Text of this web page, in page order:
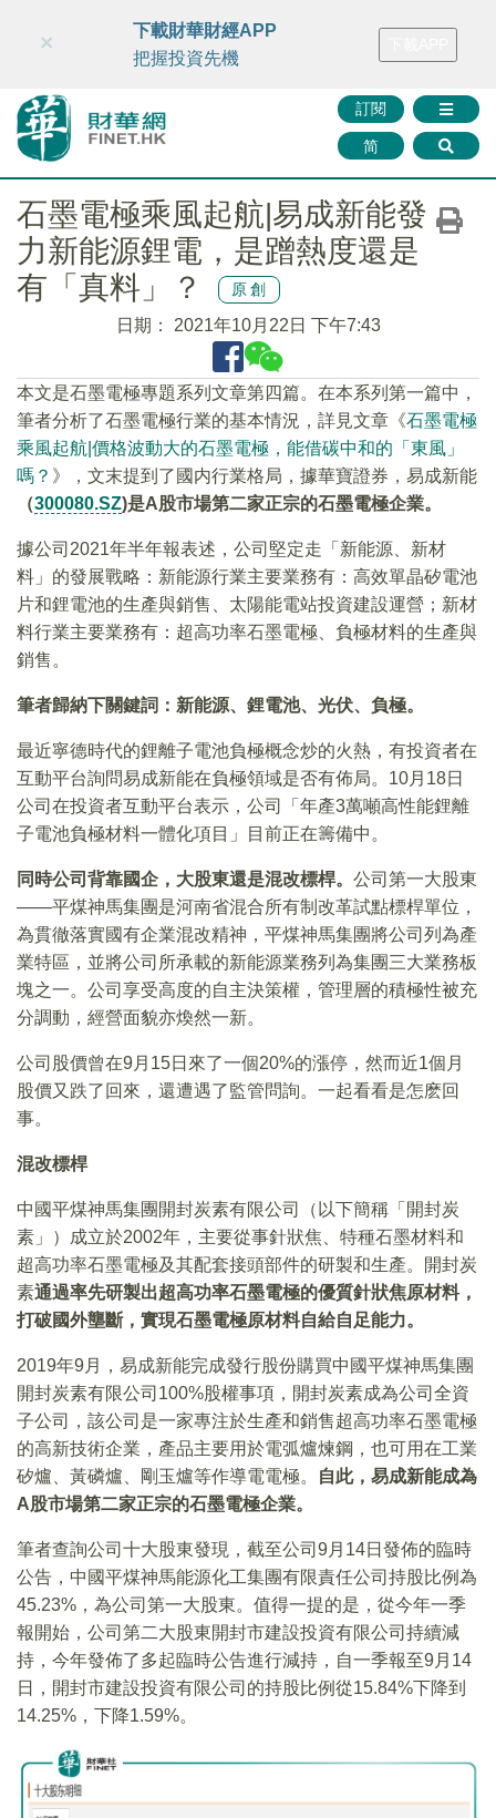
財華智庫網 FINTV FINMETA 財華證券 媒體矩陣
訂閱
简
×
下載財華財經APP
把握投資先機
石墨電極乘風起航|易成新能發
力新能源鋰電，是蹭熱度還是
有「真料」？
原創
日期： 2021年10月22日 下午7:43
本文是石墨電極專題系列文章第四篇。在本系列第一篇中，
筆者分析了石墨電極行業的基本情況，詳見文章《石墨電極
乘風起航|價格波動大的石墨電極，能借碳中和的「東風」
嗎？ 》，文末提到了國内行業格局，據華寶證券，易成新能
（300080.SZ)是A股市場第二家正宗的石墨電極企業。
據公司2021年半年報表述，公司堅定走「新能源、新材
料」的發展戰略：新能源行業主要業務有：高效單晶矽電池
片和鋰電池的生產與銷售、太陽能電站投資建設運營；新材
料行業主要業務有：超高功率石墨電極、負極材料的生產與
銷售。
筆者歸納下關鍵詞：新能源、鋰電池、光伏、負極。
最近寧德時代的鋰離子電池負極概念炒的火熱，有投資者在
互動平台詢問易成新能在負極領域是否有佈局。10月18日
公司在投資者互動平台表示，公司「年產3萬噸高性能鋰離
子電池負極材料一體化項目」目前正在籌備中。
同時公司背靠國企，大股東還是混改標桿。 公司第一大股東
——平煤神馬集團是河南省混合所有制改革試點標桿單位，
為貫徹落實國有企業混改精神，平煤神馬集團將公司列為產
業特區，並將公司所承載的新能源業務列為集團三大業務板
塊之一。公司享受高度的自主決策權，管理層的積極性被充
分調動，經營面貌亦煥然一新。
公司股價曾在9月15日來了一個20%的漲停，然而近1個月
股價又跌了回來，還遭遇了監管問詢。一起看看是怎麽回
事。
混改標桿
中國平煤神馬集團開封炭素有限公司（以下簡稱「開封炭
素」）成立於2002年，主要從事針狀焦、特種石墨材料和
超高功率石墨電極及其配套接頭部件的研製和生產。開封炭
素通過率先研製出超高功率石墨電極的優質針狀焦原材料，
打破國外壟斷，實現石墨電極原材料自給自足能力。
2019年9月，易成新能完成發行股份購買中國平煤神馬集團
開封炭素有限公司100%股權事項，開封炭素成為公司全資
子公司，該公司是一家專注於生產和銷售超高功率石墨電極
的高新技術企業，產品主要用於電弧爐煉鋼，也可用在工業
矽爐、黃磷爐、剛玉爐等作導電電極。
自此，易成新能成為
A股市場第二家正宗的石墨電極企業。
筆者查詢公司十大股東發現，截至公司9月14日發佈的臨時
公告，中國平煤神馬能源化工集團有限責任公司持股比例為
45.23%，為公司第一大股東。值得一提的是，從今年一季
報開始，公司第二大股東開封市建設投資有限公司持續減
持，今年發佈了多起臨時公告進行減持，自一季報至9月14
日，開封市建設投資有限公司的持股比例從15.84%下降到
14.25%，下降1.59%。